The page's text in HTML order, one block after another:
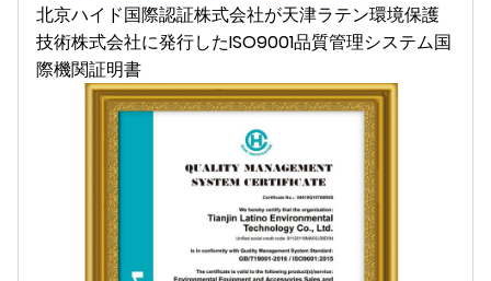
北京ハイド国際認証株式会社が天津ラテン環境保護
技術株式会社に発行したISO9001品質管理システム国
際機関証明書